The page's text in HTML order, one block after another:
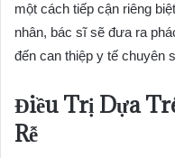
một cách tiếp cận riêng
nhân, bác sĩ sẽ đưa ra
đến can thiệp y tế chuyên
Điều Trị Dựa
Rễ